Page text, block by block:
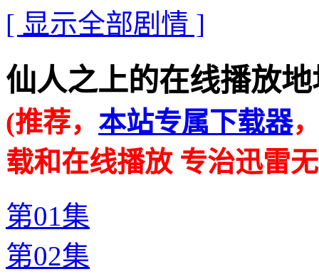
[ 显示全部剧情 ]
仙人之上的在线播放地
(推荐， 本站专属下载器
载和在线播放 专治迅雷
第01集
第02集